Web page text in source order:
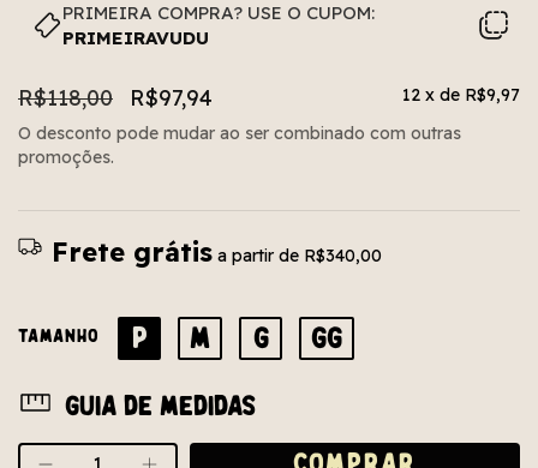
PRIMEIRA COMPRA? USE O CUPOM:
PRIMEIRAVUDU
R$118,00 R$97,94 12 x de R$9,97
O desconto pode mudar ao ser combinado com outras
promoções.
Frete grátis a partir de R$340,00
TAMANHO P M G GG
Guia de medidas